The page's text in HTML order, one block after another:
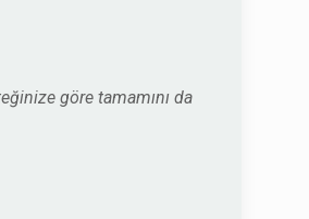
göre tamamını da